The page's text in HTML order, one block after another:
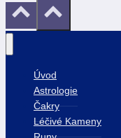
Úvod
Astrologie
Čakry
Léčivé Kameny